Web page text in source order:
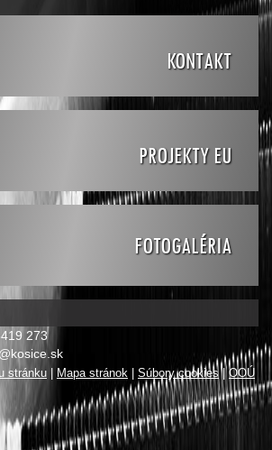
KONTAKT
PROJEKTY EU
FOTOGALÉRIA
273
stránku Mapa stránok Súbory cookies| OOÚ